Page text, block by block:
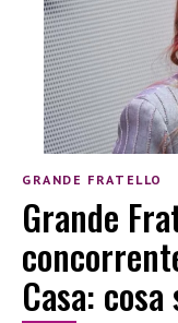
GRANDE FRATELLO
Grande
Casa: